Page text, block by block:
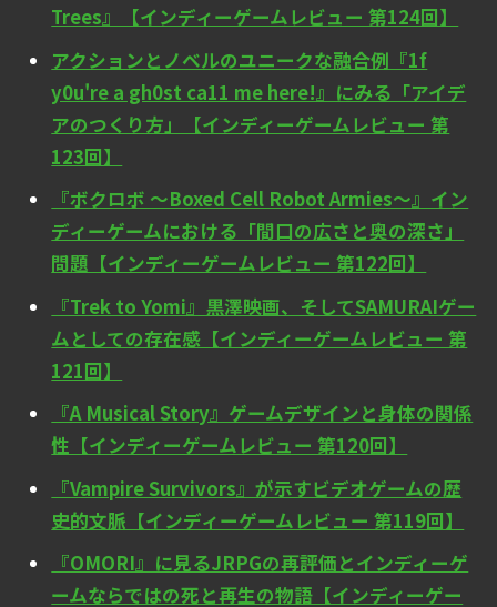
Trees』【インディーゲームレビュー 第124回】
アクションとノベルのユニークな融合例『1f
y0u're a gh0st ca11 me here!』にみる「アイデ
アのつくり方」【インディーゲームレビュー 第
123回】
『ボクロボ ～Boxed Cell Robot Armies～』イン
ディーゲームにおける「間口の広さと奥の深さ」
問題【インディーゲームレビュー 第122回】
『Trek to Yomi』黒澤映画、そしてSAMURAIゲー
ムとしての存在感【インディーゲームレビュー 第
121回】
『A Musical Story』ゲームデザインと身体の関係
性【インディーゲームレビュー 第120回】
『Vampire Survivors』が示すビデオゲームの歴
史的文脈【インディーゲームレビュー 第119回】
『OMORI』に見るJRPGの再評価とインディーゲ
ームならではの死と再生の物語【インディーゲー